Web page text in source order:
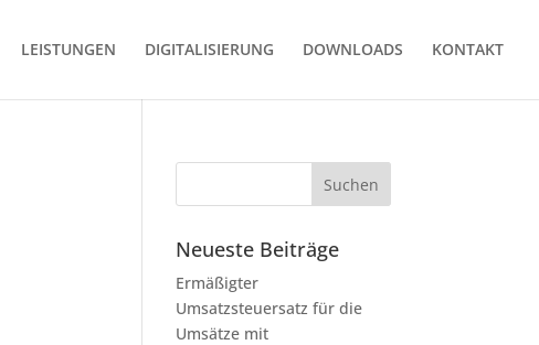
LEISTUNGEN DIGITALISIERUNG DOWNLOADS KONTAKT
Neueste Beiträge
Ermäßigter
Umsatzsteuersatz für die
Umsätze mit